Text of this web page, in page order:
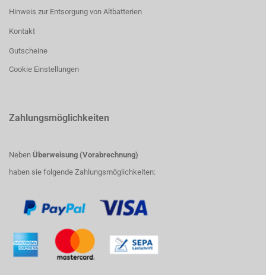
Hinweis zur Entsorgung von Altbatterien
Kontakt
Gutscheine
Cookie Einstellungen
Zahlungsmöglichkeiten
Neben Überweisung (Vorabrechnung)
haben sie folgende Zahlungsmöglichkeiten: